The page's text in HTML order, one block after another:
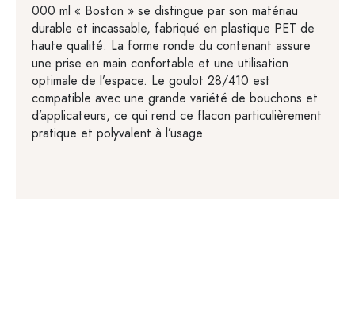
000 ml « Boston » se distingue par son matériau
durable et incassable, fabriqué en plastique PET de
haute qualité. La forme ronde du contenant assure
une prise en main confortable et une utilisation
optimale de l’espace. Le goulot 28/410 est
compatible avec une grande variété de bouchons et
d’applicateurs, ce qui rend ce flacon particulièrement
pratique et polyvalent à l’usage.